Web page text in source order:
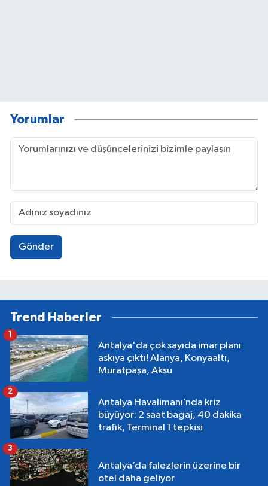
Yorumlar
Gönder
Trend Haberler
Antalya'da çok sayıda imar planı
askıya çıktı! Alanya, Konyaaltı,
Muratpaşa, Aksu
1
Antalya Havalimanı’nda kriz
büyüyor: 2 saat bagaj, 40 dakika
trafik, Terminal 1 tepkisi
2
Antalya’da falezlerin üzerine bir
otel daha geliyor
3